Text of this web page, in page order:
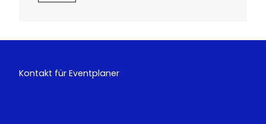
Kontakt für Eventplaner